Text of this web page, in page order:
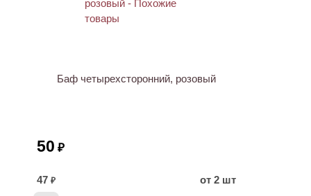
Баф четырехсторонний, розовый
50 ₽
47 ₽
от 2 шт